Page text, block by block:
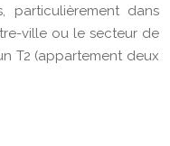
particulièrement dans
ville ou le secteur de
T2 (appartement deux